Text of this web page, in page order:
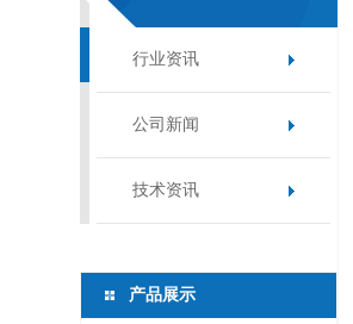
行业资讯
公司新闻
技术资讯
产品展示